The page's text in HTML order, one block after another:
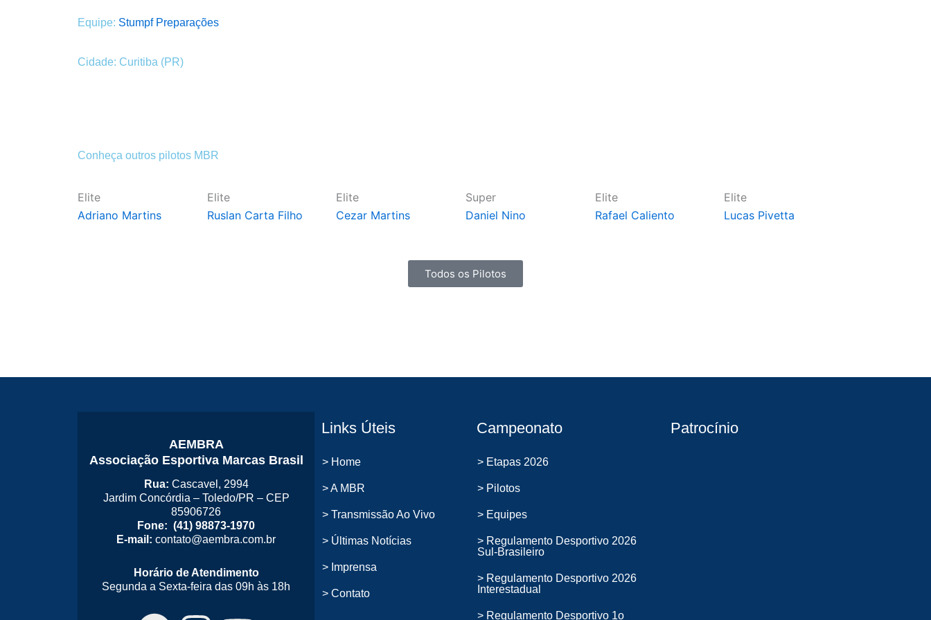
Equipe: Stumpf Preparações
Cidade: Curitiba (PR)
Conheça outros pilotos MBR
Elite
Adriano Martins
Elite
Ruslan Carta Filho
Elite
Cezar Martins
Super
Daniel Nino
Elite
Rafael Caliento
Elite
Lucas Pivetta
Todos os Pilotos
AEMBRA
Associação Esportiva Marcas Brasil
Rua: Cascavel, 2994
Jardim Concórdia – Toledo/PR – CEP
85906726
Fone: (41) 98873-1970
E-mail: contato@aembra.com.br
Horário de Atendimento
Segunda a Sexta-feira das 09h às 18h
Links Úteis
> Home
> A MBR
> Transmissão Ao Vivo
> Últimas Notícias
> Imprensa
> Contato
Campeonato
> Etapas 2026
> Pilotos
> Equipes
> Regulamento Desportivo 2026
Sul-Brasileiro
> Regulamento Desportivo 2026
Interestadual
> Regulamento Desportivo 1o
Patrocínio